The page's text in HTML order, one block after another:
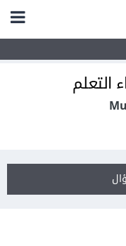
التعلم